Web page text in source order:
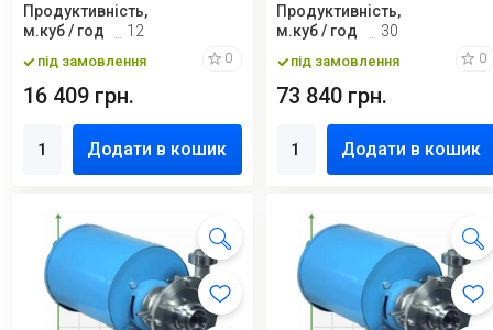
Продуктивність,
м.куб / год
12
під замовлення 0
16 409 грн.
Додати в кошик
Продуктивність,
м.куб / год
30
під замовлення 0
73 840 грн.
Додати в кошик